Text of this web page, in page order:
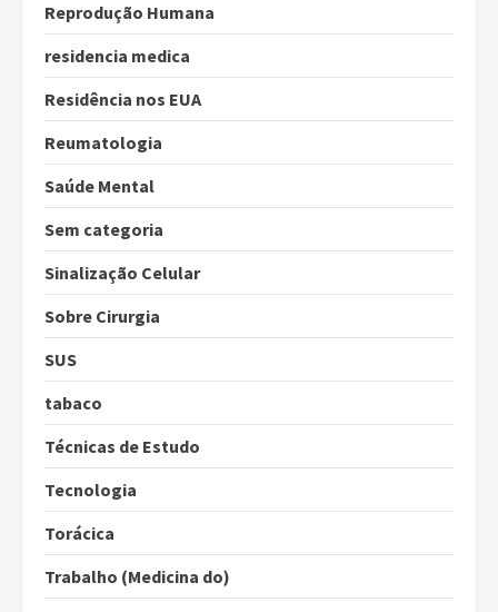
Reprodução Humana
residencia medica
Residência nos EUA
Reumatologia
Saúde Mental
Sem categoria
Sinalização Celular
Sobre Cirurgia
SUS
tabaco
Técnicas de Estudo
Tecnologia
Torácica
Trabalho (Medicina do)